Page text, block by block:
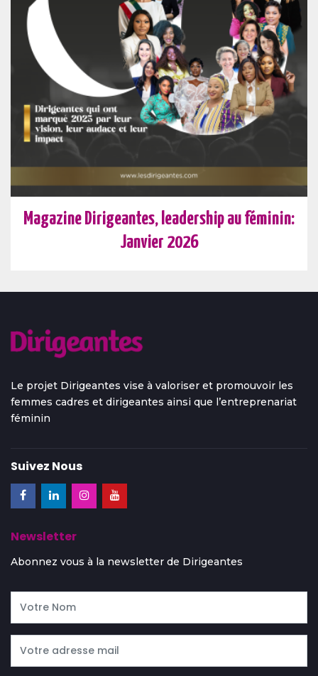
Magazine Dirigeantes, leadership au féminin:
Janvier 2026
Le projet Dirigeantes vise à valoriser et promouvoir les
femmes cadres et dirigeantes ainsi que l’entreprenariat
féminin
Suivez Nous
Newsletter
Abonnez vous à la newsletter de Dirigeantes